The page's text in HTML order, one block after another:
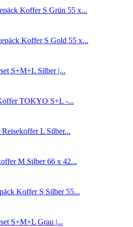
Koffer S Grün 55 x...
Koffer S Gold 55 x...
S+M+L Silber |...
TOKYO S+L -...
L Silber...
M Silber 66 x 42...
Koffer S Silber 55...
S+M+L Grau |...